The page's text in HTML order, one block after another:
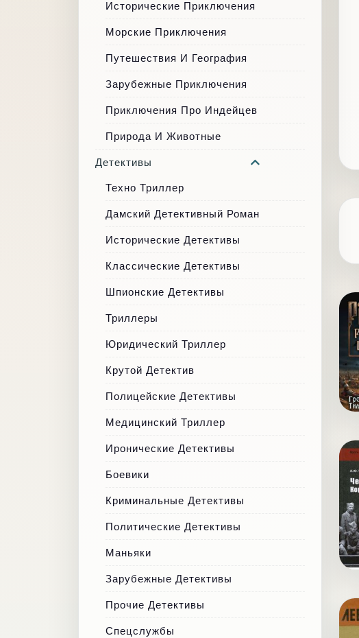
Исторические Приключения
Морские Приключения
Путешествия И География
Зарубежные Приключения
Приключения Про Индейцев
Природа И Животные
Детективы
Техно Триллер
Дамский Детективный Роман
Исторические Детективы
Классические Детективы
Шпионские Детективы
Триллеры
Юридический Триллер
Крутой Детектив
Полицейские Детективы
Медицинский Триллер
Иронические Детективы
Боевики
Криминальные Детективы
Политические Детективы
Маньяки
Зарубежные Детективы
Прочие Детективы
Спецслужбы